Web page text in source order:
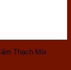
Thạch Mix